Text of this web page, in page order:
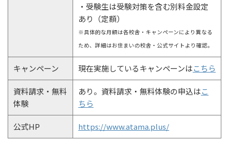
・受験生は受験対策を含む別料金設定
あり（定額）
※具体的な月額は各校舎・キャンペーンにより異なる
ため、詳細はお住まいの校舎・公式サイトより確認。
キャンペーン 現在実施しているキャンペーンはこちら
資料請求・無料
体験
あり。資料請求・無料体験の申込はこ
ちら
公式HP https://www.atama.plus/